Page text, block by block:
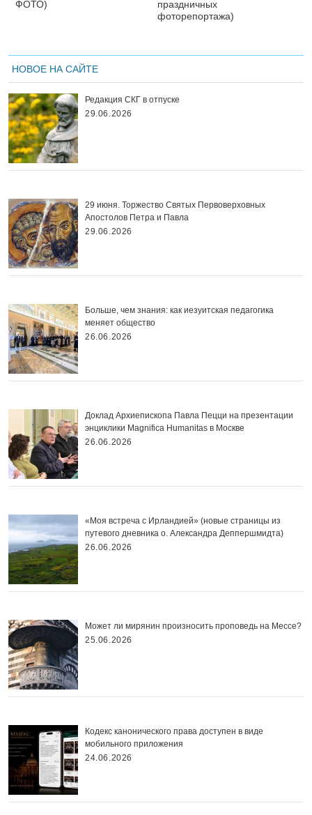
ФОТО)
праздничных
фоторепортажа)
НОВОЕ НА САЙТЕ
Редакция СКГ в отпуске
29.06.2026
29 июня. Торжество Святых Первоверховных
Апостолов Петра и Павла
29.06.2026
Больше, чем знания: как иезуитская педагогика
меняет общество
26.06.2026
Доклад Архиепископа Павла Пецци на презентации
энциклики Magnifica Нumanitas в Москве
26.06.2026
«Моя встреча с Ирландией» (новые страницы из
путевого дневника о. Александра Деппершмидта)
26.06.2026
Может ли мирянин произносить проповедь на Мессе?
25.06.2026
Кодекс канонического права доступен в виде
мобильного приложения
24.06.2026